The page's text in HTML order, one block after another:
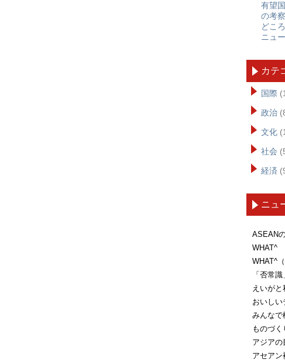
有望
の考
どこ
ニュ
カテ
国際
政治
文化
社会
経済
ニュ
ASEAN
WHAT^
WHAT^
「否常
えいがと
おいしい
みんなで
ものづ
アジアの
アセアン